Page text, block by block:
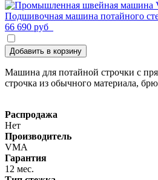
Подшивочная машина потайного
66 690 руб
Добавить в корзину
Машина для потайной строчки с
строчка из обычного материала,
Распродажа
Нет
Производитель
VMA
Гарантия
12 мес.